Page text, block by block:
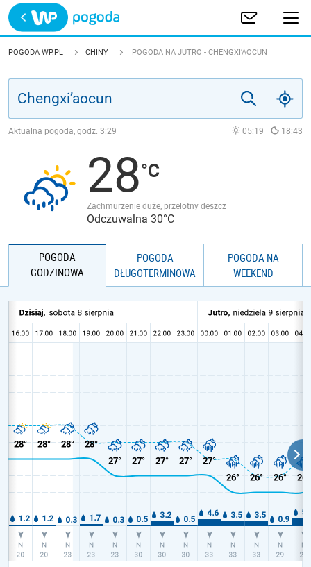
Trwa ładowanie
POLSKA
JAKOŚĆ POWIETRZA
POGODA WP.PL CHINY POGODA NA JUTRO - CHENGXI’AOCUN
Aktualna pogoda, godz. 3:29 05:19 18:43
28
Zachmurzenie duże, przelotny deszcz
Odczuwalna 30°C
POGODA
GODZINOWA
POGODA
DŁUGOTERMINOWA
POGODA NA
WEEKEND